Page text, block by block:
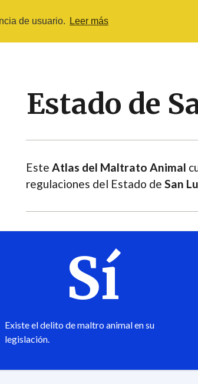
de usuario. Leer más
MALTRATO ANIMAL EN
Estado de
Este Atlas del Maltrato Animal
regulaciones del Estado de San
Sí
Existe el delito de maltro animal en su
legislación.